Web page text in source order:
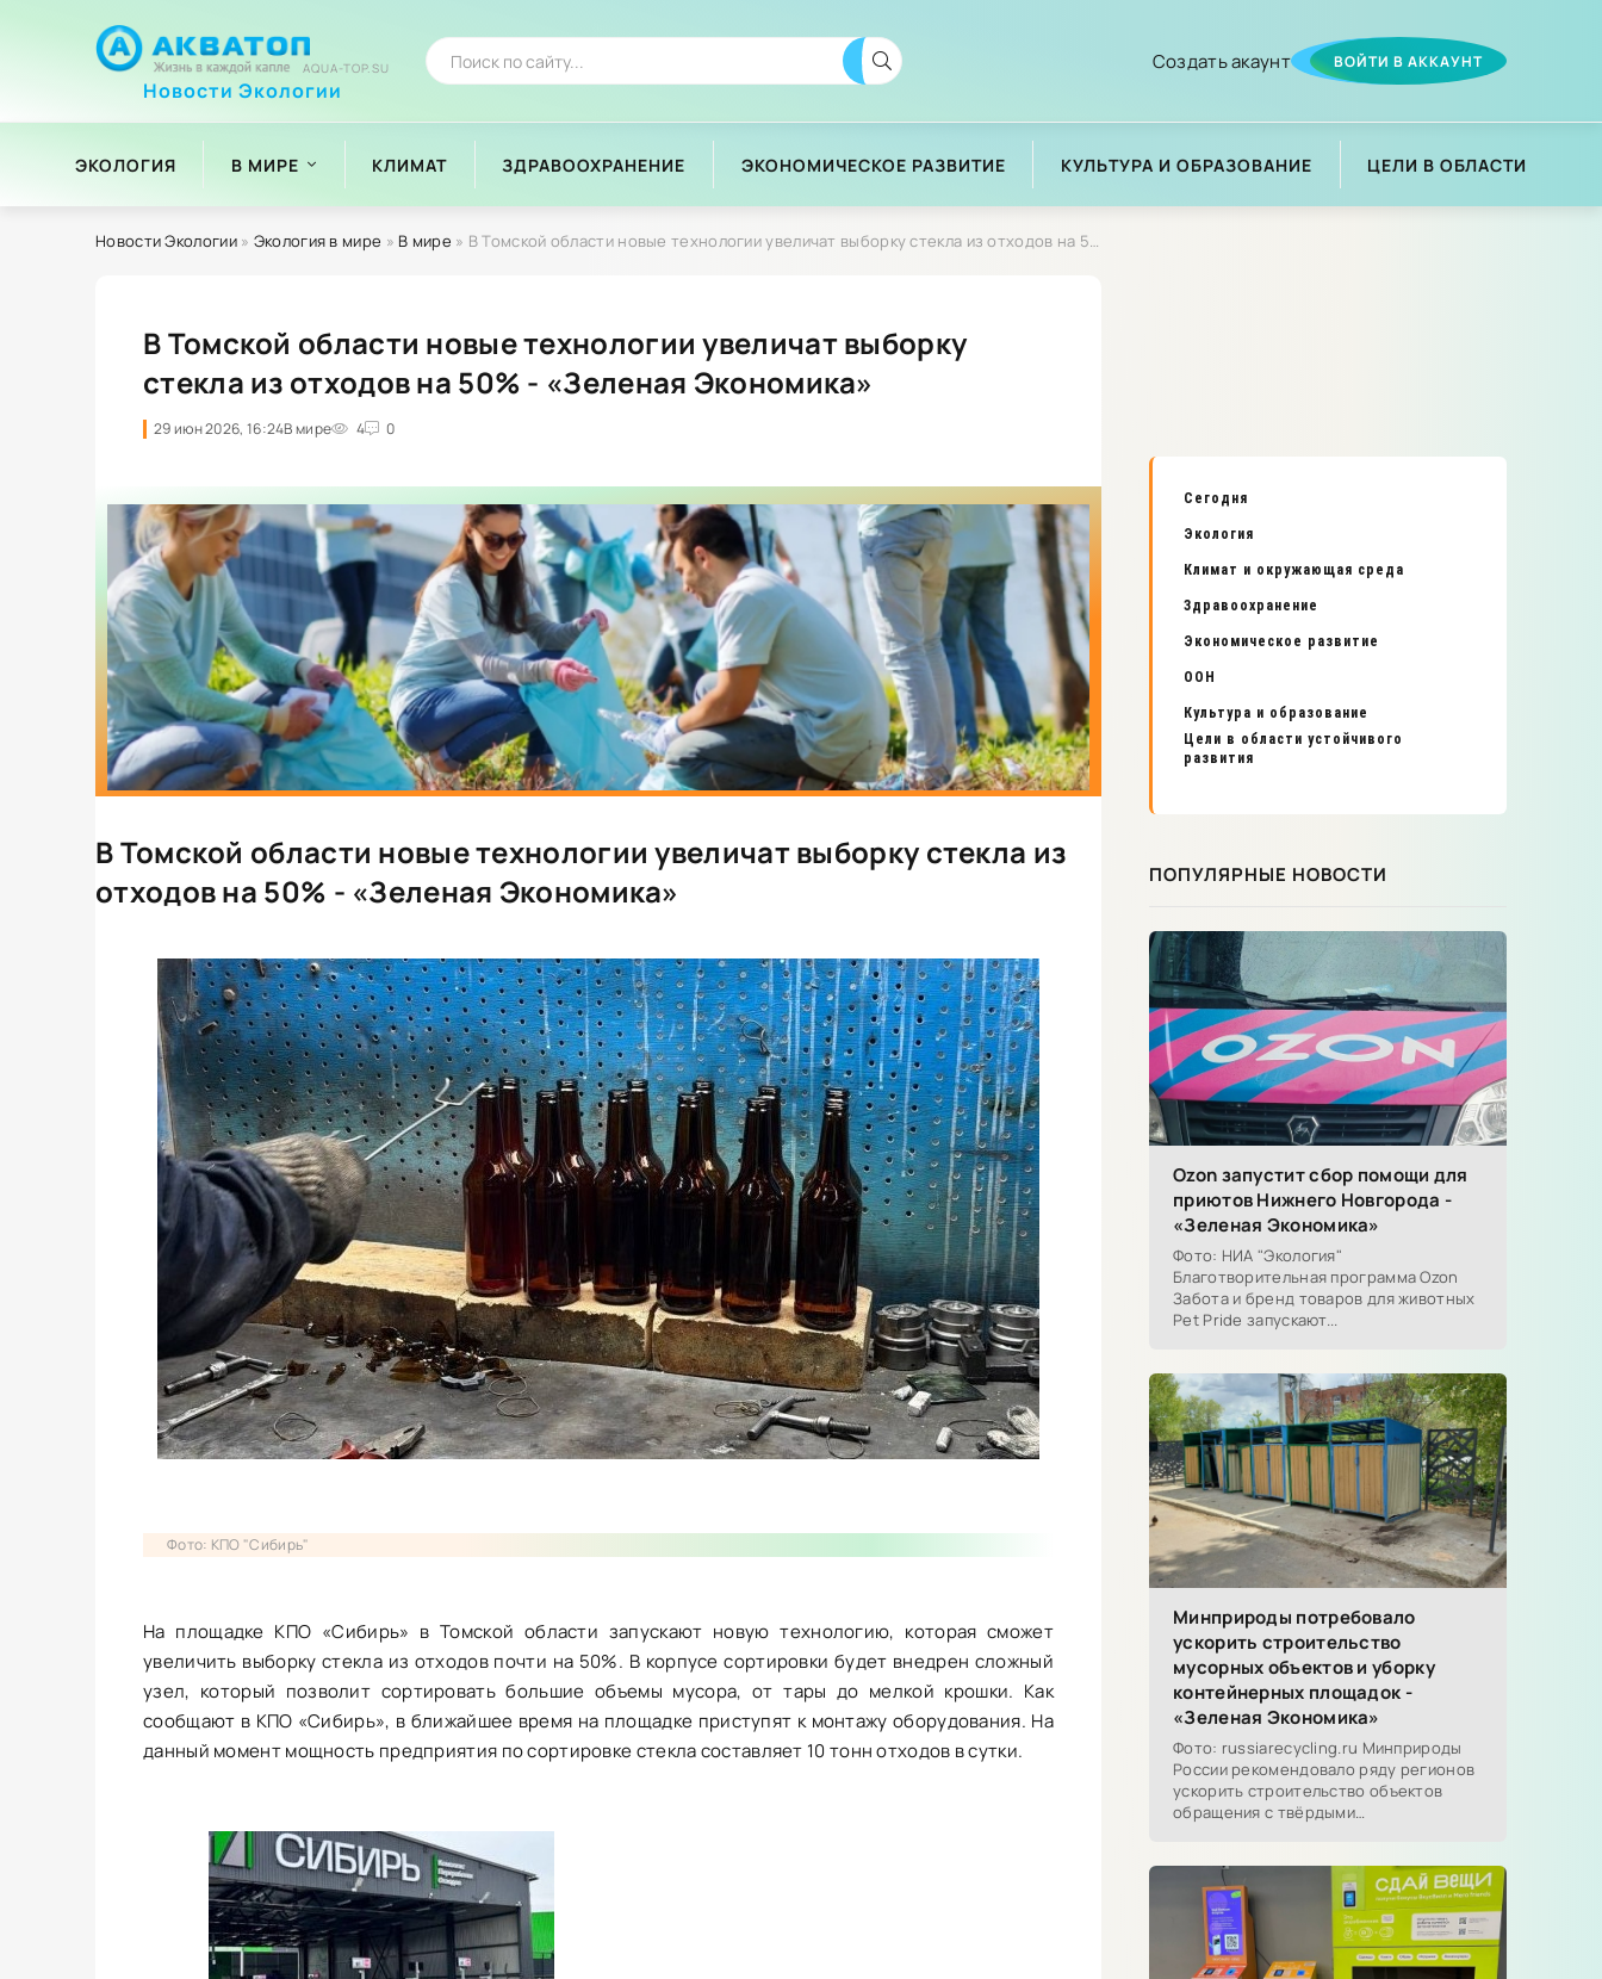
Новости Экологии
AQUA-TOP.SU Создать акаунт ВОЙТИ В АККАУНТ
ЭКОЛОГИЯ В МИРЕ КЛИМАТ ЗДРАВООХРАНЕНИЕ ЭКОНОМИЧЕСКОЕ РАЗВИТИЕ КУЛЬТУРА И ОБРАЗОВАНИЕ ЦЕЛИ В ОБЛАСТИ
Новости Экологии» Экология в мире » В мире » В Томской области новые технологии увеличат выборку стекла из отходов на 50% - «Зеленая Экономика»
В Томской области новые технологии увеличат выборку
стекла из отходов на 50% - «Зеленая Экономика»
29 июн 2026, 16:24В мире 4 0
В Томской области новые технологии увеличат выборку стекла из
отходов на 50% - «Зеленая Экономика»
Фото: КПО "Сибирь"
На площадке КПО «Сибирь» в Томской области запускают новую технологию, которая сможет
увеличить выборку стекла из отходов почти на 50%. В корпусе сортировки будет внедрен сложный
узел, который позволит сортировать большие объемы мусора, от тары до мелкой крошки. Как
сообщают в КПО «Сибирь», в ближайшее время на площадке приступят к монтажу оборудования. На
данный момент мощность предприятия по сортировке стекла составляет 10 тонн отходов в сутки.
Сегодня
Экология
Климат и окружающая среда
Здравоохранение
Экономическое развитие
ООН
Культура и образование
Цели в области устойчивого
развития
ПОПУЛЯРНЫЕ НОВОСТИ
Ozon запустит сбор помощи для
приютов Нижнего Новгорода -
«Зеленая Экономика»
Фото: НИА "Экология"
Благотворительная программа Ozon
Забота и бренд товаров для животных
Pet Pride запускают...
Минприроды потребовало
ускорить строительство
мусорных объектов и уборку
контейнерных площадок -
«Зеленая Экономика»
Фото: russiarecycling.ru Минприроды
России рекомендовало ряду регионов
ускорить строительство объектов
обращения с твёрдыми